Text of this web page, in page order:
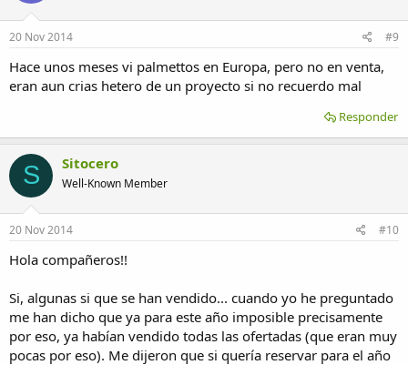
20 Nov 2014 #9
Hace unos meses vi palmettos en Europa, pero no en venta,
eran aun crias hetero de un proyecto si no recuerdo mal
Responder
S Sitocero
Well-Known Member
20 Nov 2014 #10
Hola compañeros!!
Si, algunas si que se han vendido... cuando yo he preguntado
me han dicho que ya para este año imposible precisamente
por eso, ya habían vendido todas las ofertadas (que eran muy
pocas por eso). Me dijeron que si quería reservar para el año